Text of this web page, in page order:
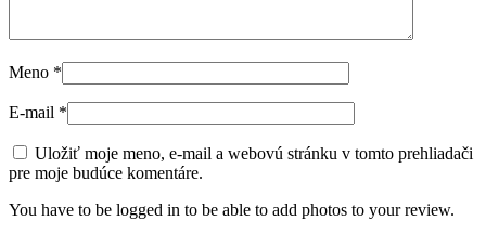
Meno *
E-mail *
Uložiť moje meno, e-mail a webovú stránku v tomto prehliadači
pre moje budúce komentáre.
You have to be logged in to be able to add photos to your review.